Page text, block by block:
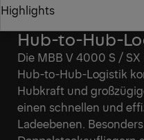
Highlights
Highlights
Optimiert für
Hub-to-Hub-
Die MBB V 4000 S /
Hub-to-Hub-Logistik
Hubkraft und
einen schnellen und
Ladeebenen.